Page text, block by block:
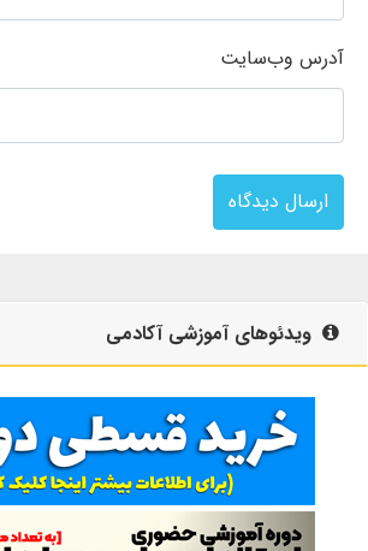
آدرس وب‌سایت
ارسال دیدگاه
ویدئوهای آموزشی آکادمی